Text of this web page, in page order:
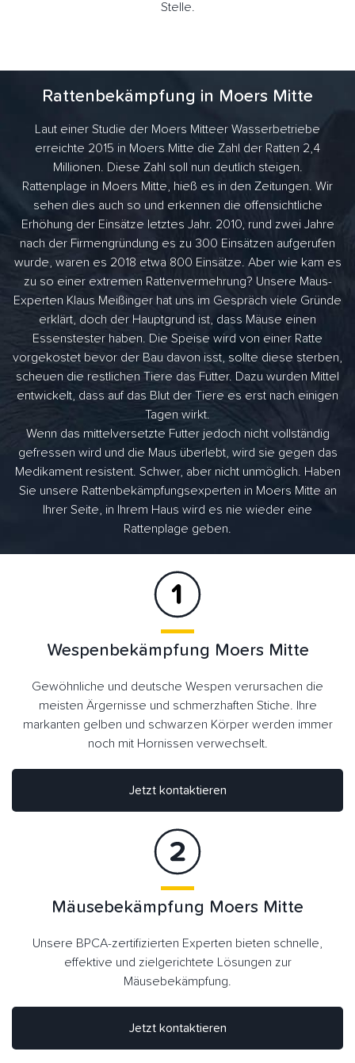
Stelle.
Rattenbekämpfung in Moers Mitte
Laut einer Studie der Moers Mitteer Wasserbetriebe
erreichte 2015 in Moers Mitte die Zahl der Ratten 2,4
Millionen. Diese Zahl soll nun deutlich steigen.
Rattenplage in Moers Mitte, hieß es in den Zeitungen. Wir
sehen dies auch so und erkennen die offensichtliche
Erhöhung der Einsätze letztes Jahr. 2010, rund zwei Jahre
nach der Firmengründung es zu 300 Einsätzen aufgerufen
wurde, waren es 2018 etwa 800 Einsätze. Aber wie kam es
zu so einer extremen Rattenvermehrung? Unsere Maus-
Experten Klaus Meißinger hat uns im Gespräch viele Gründe
erklärt, doch der Hauptgrund ist, dass Mäuse einen
Essenstester haben. Die Speise wird von einer Ratte
vorgekostet bevor der Bau davon isst, sollte diese sterben,
scheuen die restlichen Tiere das Futter. Dazu wurden Mittel
entwickelt, dass auf das Blut der Tiere es erst nach einigen
Tagen wirkt.
Wenn das mittelversetzte Futter jedoch nicht vollständig
gefressen wird und die Maus überlebt, wird sie gegen das
Medikament resistent. Schwer, aber nicht unmöglich. Haben
Sie unsere Rattenbekämpfungsexperten in Moers Mitte an
Ihrer Seite, in Ihrem Haus wird es nie wieder eine
Rattenplage geben.
Wespenbekämpfung Moers Mitte
Gewöhnliche und deutsche Wespen verursachen die
meisten Ärgernisse und schmerzhaften Stiche. Ihre
markanten gelben und schwarzen Körper werden immer
noch mit Hornissen verwechselt.
Jetzt kontaktieren
Jetzt kontaktieren
Mäusebekämpfung Moers Mitte
Unsere BPCA-zertifizierten Experten bieten schnelle,
effektive und zielgerichtete Lösungen zur
Mäusebekämpfung.